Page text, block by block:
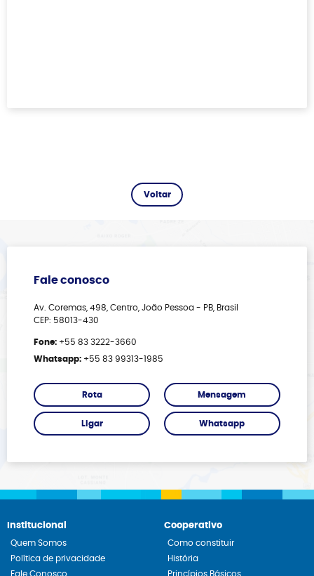
Fale conosco
Av. Coremas, 498, Centro, João Pessoa - PB, Brasil
CEP: 58013-430
Fone:+55 83 3222-3660
Whatsapp:+55 83 99313-1985
Rota Mensagem
Ligar Whatsapp
Institucional
Quem Somos
Política de privacidade
Fale Conosco
Cooperativo
Como constituir
História
Princípios Básicos